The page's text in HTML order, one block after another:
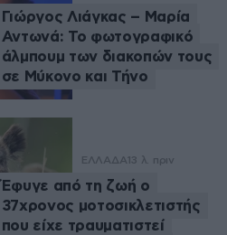
Γιώργος Λιάγκας – Μαρία
Αντωνά: Το φωτογραφικό
άλμπουμ των διακοπών τους
σε Μύκονο και Τήνο
ΕΛΛΑΔΑ 13 λ. πριν
Έφυγε από τη ζωή ο
37χρονος μοτοσικλετιστής
που είχε τραυματιστεί